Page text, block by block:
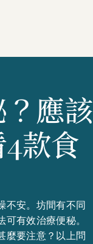
應該
款食
不安。坊間有不同
有效治療便秘。
麼要注意？以上問